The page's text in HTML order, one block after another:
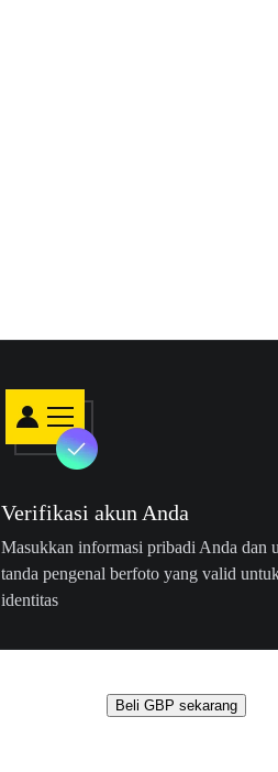
Verifikasi akun Anda
Masukkan informasi pribadi Anda dan
tanda pengenal berfoto yang valid
identitas
Beli GBP sekarang